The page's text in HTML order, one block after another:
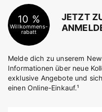
10 %
Willkommens-
rabatt
JETZT
Melde dich zu unserem
Informationen über neue
exklusive Angebote und
einen Online-Einkauf.¹